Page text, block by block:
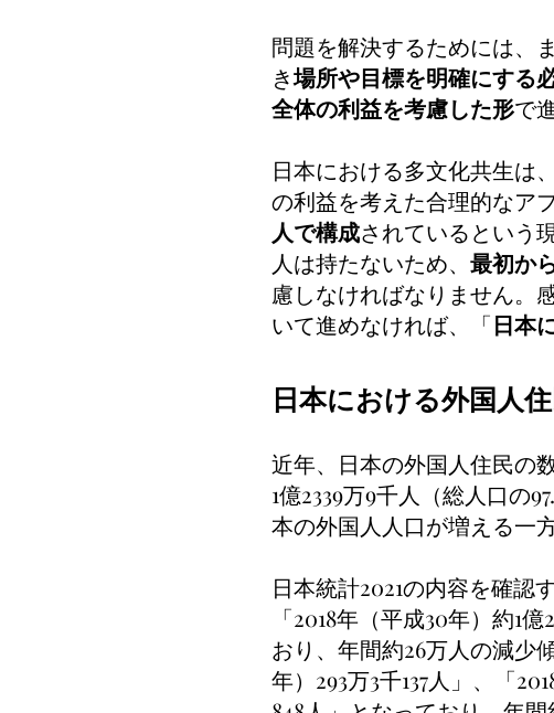
問題を解決するためには、
き場所や目標を明確にする
全体の利益を考慮した形で
日本における多文化共生は
の利益を考えた合理的なア
人で構成されているという
人は持たないため、 最初か
慮しなければなりません。
いて進めなければ、「日本
日本における外国人
近年、日本の外国人住民の
1億2339万9千人（総人口の
本の外国人人口が増える一
日本統計2021の内容を確認
「2018年（平成30年）約1
おり、年間約26万人の減少
年）293万3千137人」、「